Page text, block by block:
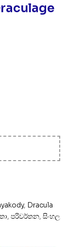
, Dracula
, පරිවර්තන, සිංහල